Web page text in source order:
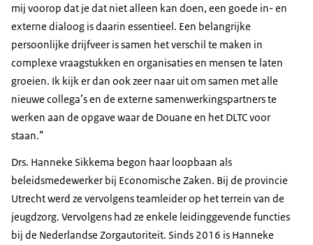
mij voorop dat je dat niet alleen kan doen, een goede in- en
externe dialoog is daarin essentieel. Een belangrijke
persoonlijke drijfveer is samen het verschil te maken in
complexe vraagstukken en organisaties en mensen te laten
groeien. Ik kijk er dan ook zeer naar uit om samen met alle
nieuwe collega’s en de externe samenwerkingspartners te
werken aan de opgave waar de Douane en het DLTC voor
staan.”
Drs. Hanneke Sikkema begon haar loopbaan als
beleidsmedewerker bij Economische Zaken. Bij de provincie
Utrecht werd ze vervolgens teamleider op het terrein van de
jeugdzorg. Vervolgens had ze enkele leidinggevende functies
bij de Nederlandse Zorgautoriteit. Sinds 2016 is Hanneke